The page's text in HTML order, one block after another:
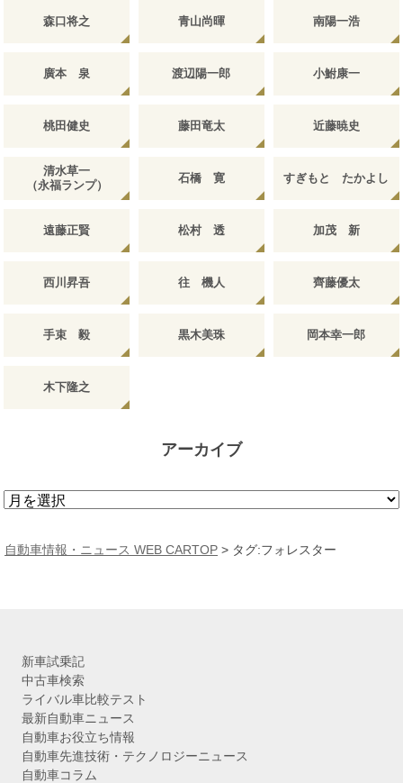
森口将之 青山尚暉 南陽一浩
廣本 泉 渡辺陽一郎 小鮒康一
桃田健史 藤田竜太 近藤暁史
清水草一
（永福ランプ）
石橋 寛 すぎもと たかよし
遠藤正賢 松村 透 加茂 新
西川昇吾 往 機人 齊藤優太
手束 毅 黒木美珠 岡本幸一郎
木下隆之
アーカイブ
ア
カ
自動車情報・ニュース WEB CARTOP > タグ:フォレスター
新車試乗記
中古車検索
ライバル車比較テスト
最新自動車ニュース
自動車お役立ち情報
自動車先進技術・テクノロジーニュース
自動車コラム